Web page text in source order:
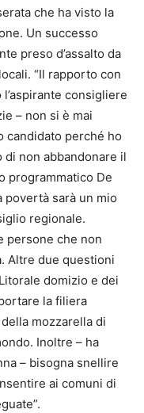
che ha visto la
Un successo
preso d’assalto da
“Il rapporto con
consigliere
– non si è mai
candidato perché ho
non abbandonare il
programmatico De
povertà sarà un mio
regionale.
persone che non
Altre due questioni
domizio e dei
la filiera
mozzarella di
Inoltre – ha
– bisogna snellire
ai comuni di